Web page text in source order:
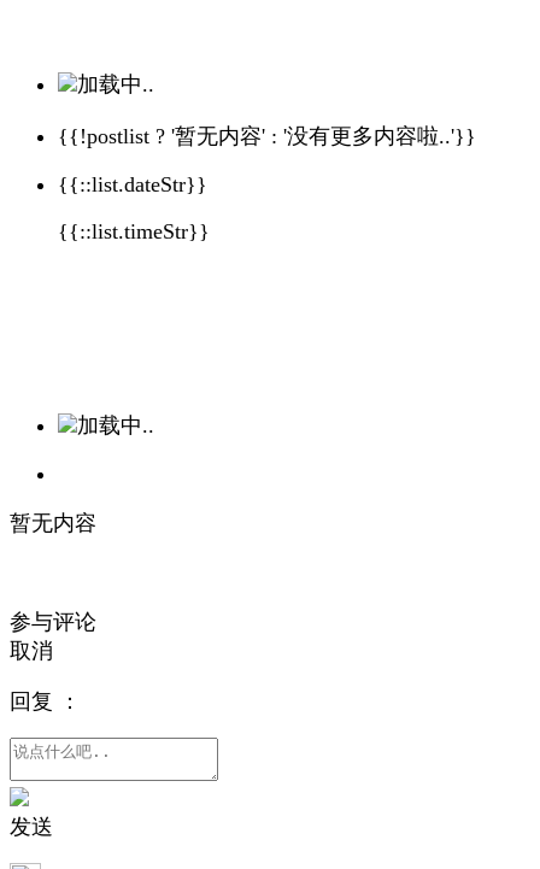
加载中..
{{!postlist ? '暂无内容' : '没有更多内容啦..'}}
{{::list.dateStr}}
{{::list.timeStr}}
加载中..
暂无内容
参与评论
取消
回复 ：
发送